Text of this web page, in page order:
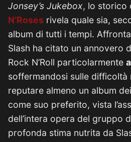
Jonsey’s Jukebox, lo storico
N’Roses rivela quale sia,
album di tutti i tempi.
Slash ha citato un annovero
Rock N’Roll particolarmente
soffermandosi sulle difficoltà
reputare almeno un album dei
come suo preferito, vista
dell’intera opera del gruppo
profonda stima nutrita da